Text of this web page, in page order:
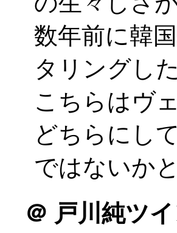
数年前に韓
タリングし
こちらはヴ
どちらにし
ではないか
＠ 戸川純ツ